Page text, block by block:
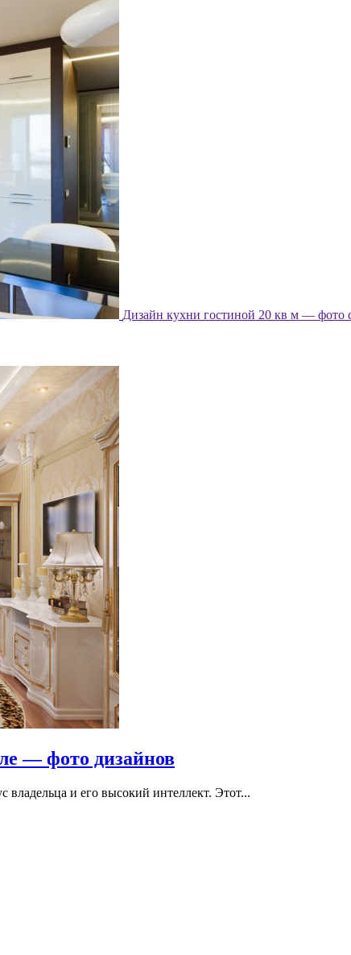
Дизайн кухни гостиной 20 кв м — фото
— фото дизайнов
и его высокий интеллект. Этот...